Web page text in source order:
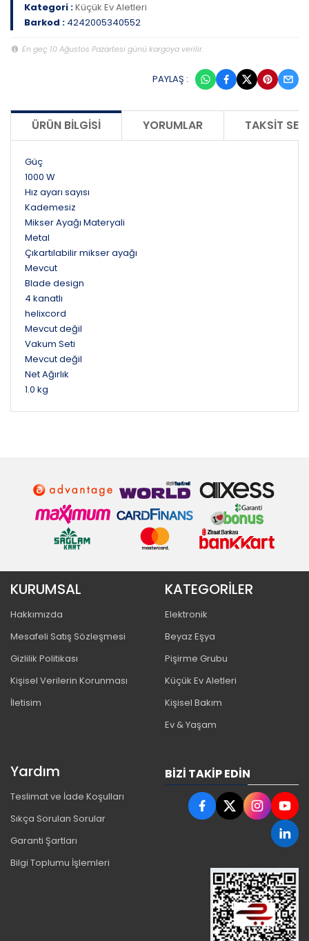
Kategori :Küçük Ev Aletleri
Barkod : 4242005340552
En geç 10 Ağustos Pazartesi günü kargoya verilir.
PAYLAŞ :
ÜRÜN BILGISI YORUMLAR TAKSIT
Güç
1000 W
Hız ayarı sayısı
Kademesiz
Mikser Ayağı Materyali
Metal
Çıkartılabilir mikser ayağı
Mevcut
Blade design
4 kanatlı
helixcord
Mevcut değil
Vakum Seti
Mevcut değil
Net Ağırlık
1.0 kg
KURUMSAL
Hakkımızda
Mesafeli Satış Sözleşmesi
Gizlilik Politikası
Kişisel Verilerin Korunması
İletisim
KATEGORİLER
Elektronik
Beyaz Eşya
Pişirme Grubu
Küçük Ev Aletleri
Kişisel Bakım
Ev & Yaşam
Yardım
Teslimat ve İade Koşulları
Sıkça Sorulan Sorular
Garanti Şartları
Bilgi Toplumu İşlemleri
BIZI TAKIP EDIN